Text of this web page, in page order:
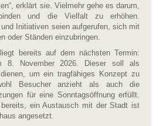
erklärt sie. Vielmehr gehe es darum,
und die Vielfalt zu erhöhen.
und Initiativen seien aufgerufen, sich mit
oder Ständen einzubringen.
bereits auf dem nächsten Termin:
8. November 2026. Dieser soll als
um ein tragfähiges Konzept zu
Besucher anzieht als auch die
für eine Sonntagsöffnung erfüllt.
ein Austausch mit der Stadt ist
angesetzt.